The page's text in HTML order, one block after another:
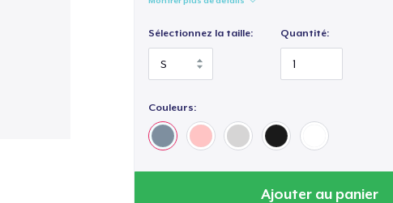
Sélectionnez la taille: Quantité:
Couleurs:
Ajouter au panier